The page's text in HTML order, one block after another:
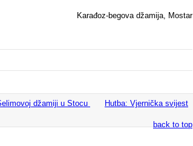
Karađoz-begova džamija, Mostar
džamiji u Stocu
Hutba: Vjernička svijest
back to top